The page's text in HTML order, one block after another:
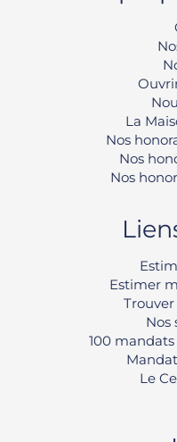
La
Nos
Nos
Nos
Estimer
Nos
100
Le